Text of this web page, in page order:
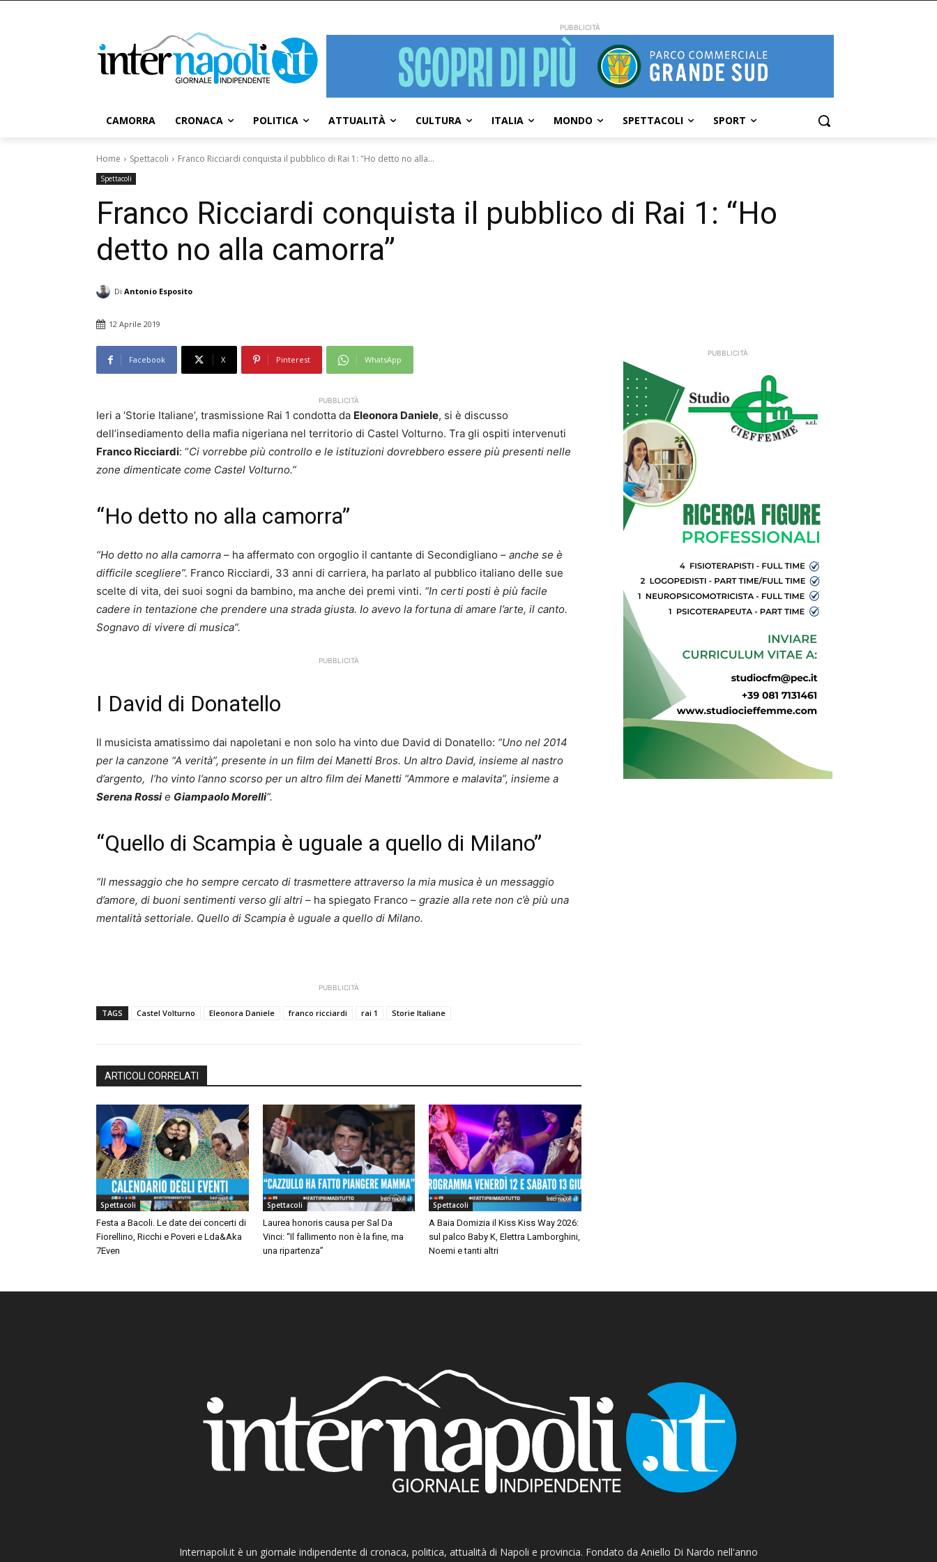
PUBBLICITÀ
CAMORRA CRONACA POLITICA ATTUALITÀ CULTURA ITALIA MONDO SPETTACOLI SPORT
Home Spettacoli Franco Ricciardi conquista il pubblico di Rai 1: "Ho detto no alla...
Spettacoli
Franco Ricciardi conquista il pubblico di Rai 1: “Ho
detto no alla camorra”
Di Antonio Esposito
12 Aprile 2019
Facebook X Pinterest WhatsApp
PUBBLICITÀ
Ieri a ‘Storie Italiane’, trasmissione Rai 1 condotta da Eleonora Daniele, si è discusso
dell’insediamento della mafia nigeriana nel territorio di Castel Volturno. Tra gli ospiti intervenuti
Franco Ricciardi: “Ci vorrebbe più controllo e le istituzioni dovrebbero essere più presenti nelle
zone dimenticate come Castel Volturno.”
“Ho detto no alla camorra”
“Ho detto no alla camorra – ha affermato con orgoglio il cantante di Secondigliano – anche se è
difficile scegliere”. Franco Ricciardi, 33 anni di carriera, ha parlato al pubblico italiano delle sue
scelte di vita, dei suoi sogni da bambino, ma anche dei premi vinti. “In certi posti è più facile
cadere in tentazione che prendere una strada giusta. Io avevo la fortuna di amare l’arte, il canto.
Sognavo di vivere di musica”.
PUBBLICITÀ
I David di Donatello
Il musicista amatissimo dai napoletani e non solo ha vinto due David di Donatello: “Uno nel 2014
per la canzone “A verità”, presente in un film dei Manetti Bros. Un altro David, insieme al nastro
d’argento, l’ho vinto l’anno scorso per un altro film dei Manetti “Ammore e malavita”, insieme a
Serena Rossie Giampaolo Morelli“.
“Quello di Scampia è uguale a quello di Milano”
“Il messaggio che ho sempre cercato di trasmettere attraverso la mia musica è un messaggio
d’amore, di buoni sentimenti verso gli altri – ha spiegato Franco – grazie alla rete non c’è più una
mentalità settoriale. Quello di Scampia è uguale a quello di Milano.
PUBBLICITÀ
TAGS Castel Volturno Eleonora Daniele franco ricciardi rai 1 Storie Italiane
ARTICOLI CORRELATI
Spettacoli
Festa a Bacoli. Le date dei concerti di
Fiorellino, Ricchi e Poveri e Lda&Aka
7Even
Spettacoli
Laurea honoris causa per Sal Da
Vinci: “Il fallimento non è la fine, ma
una ripartenza”
Spettacoli
A Baia Domizia il Kiss Kiss Way 2026:
sul palco Baby K, Elettra Lamborghini,
Noemi e tanti altri
PUBBLICITÀ
Internapoli.it è un giornale indipendente di cronaca, politica, attualità di Napoli e provincia. Fondato da Aniello Di Nardo nell'anno